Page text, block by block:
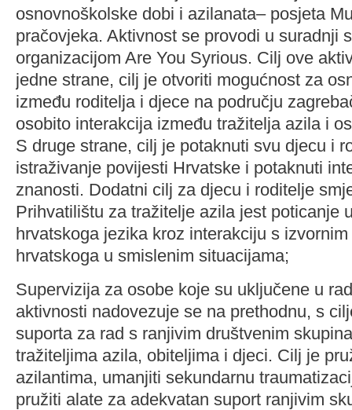
osnovnoškolske dobi i azilanata– posjeta
pračovjeka. Aktivnost se provodi u suradnji
organizacijom Are You Syrious. Cilj ove
jedne strane, cilj je otvoriti mogućnost za
između roditelja i djece na području
osobito interakcija između tražitelja azila i
S druge strane, cilj je potaknuti svu djecu i
istraživanje povijesti Hrvatske i potaknuti
znanosti. Dodatni cilj za djecu i roditelje
Prihvatilištu za tražitelje azila jest poticanje
hrvatskoga jezika kroz interakciju s
hrvatskoga u smislenim situacijama;
Supervizija za osobe koje su uključene u
aktivnosti nadovezuje se na prethodnu, s
suporta za rad s ranjivim društvenim
tražiteljima azila, obiteljima i djeci. Cilj je
azilantima, umanjiti sekundarnu
pružiti alate za adekvatan suport ranjivim